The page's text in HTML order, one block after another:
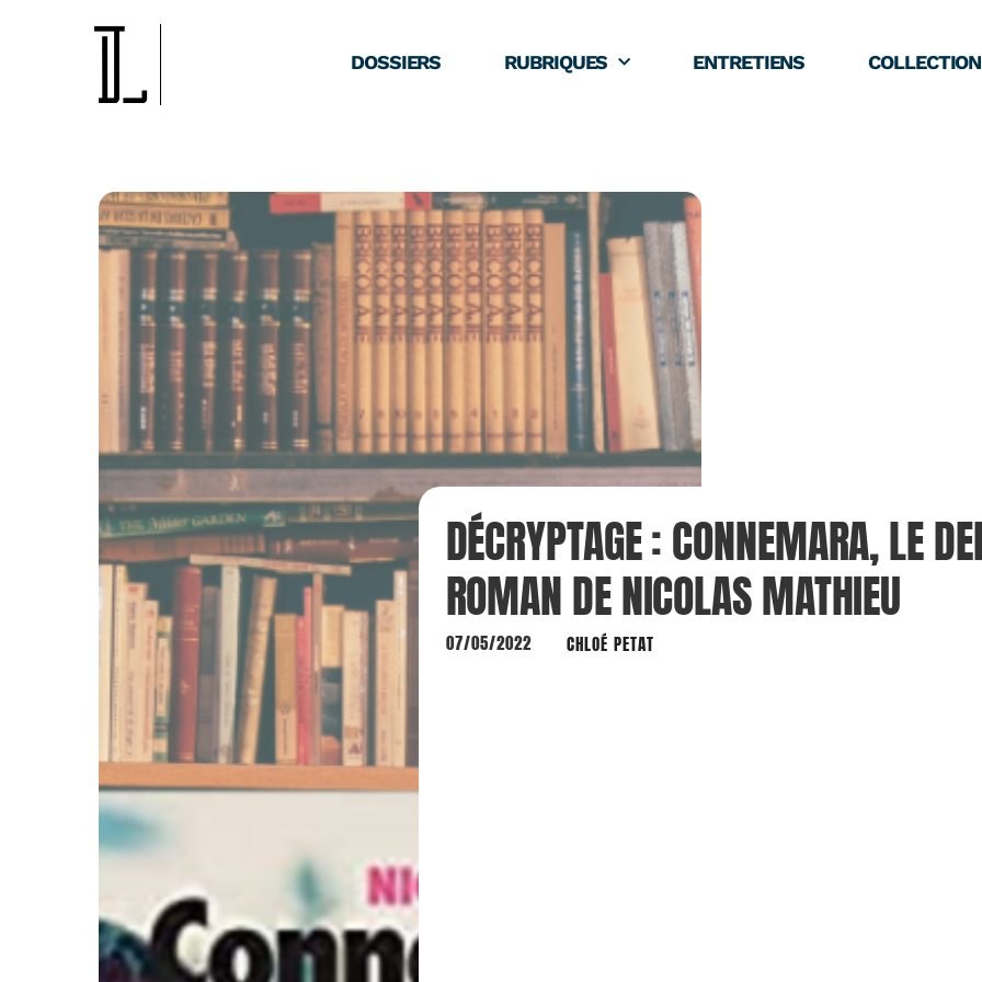
DOSSIERS RUBRIQUES ENTRETIENS COLLECTION
DÉCRYPTAGE : CONNEMARA, LE
ROMAN DE NICOLAS MATHIEU
07/05/2022 CHLOÉ PETAT